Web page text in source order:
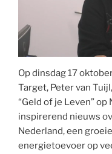
Op dinsdag 17
Target, Peter van
“Geld of je Leven” op
inspirerend nieuws
Nederland, een
energietoevoer op